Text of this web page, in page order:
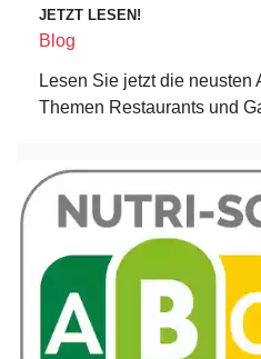
JETZT LESEN!
Blog
Lesen Sie jetzt die neusten
Themen Restaurants und